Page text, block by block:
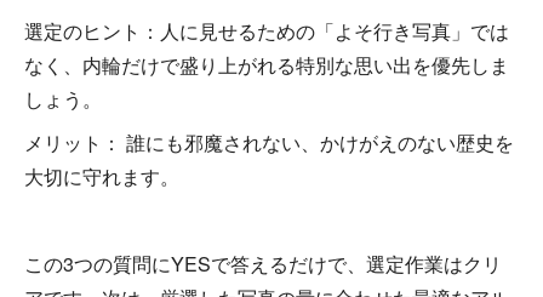
選定のヒント：人に見せるための「よそ行き写真」では
なく、内輪だけで盛り上がれる特別な思い出を優先しま
しょう。
メリット： 誰にも邪魔されない、かけがえのない歴史を
大切に守れます。
この3つの質問にYESで答えるだけで、選定作業はクリ